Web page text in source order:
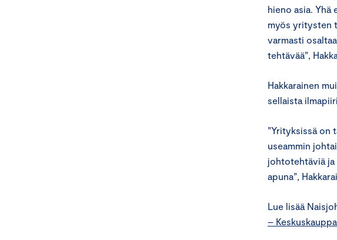
hieno asia.
myös yritysten
varmasti
tehtävää”,
Hakkarainen
sellaista
”Yrityksissä on
useammin
johtotehtäviä
apuna”,
Lue lisää
–